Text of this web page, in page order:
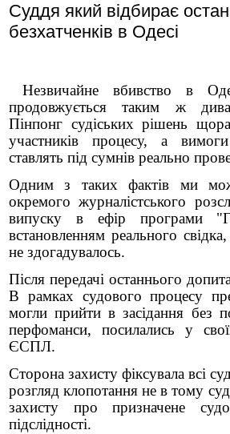
Суддя який відбирає
безхатченків в Одесі
Незвичайне вбивство в
продовжується таким ж
Пінпонг судіських рішень
участників процесу, а
ставлять під сумнів реально
Одним з таких фактів ми
окремогожурналістського
випуску в ефір програми
встановленням реального
не здогадувалось.
Після передачі останнього
В рамках судового процесу
могли прийти в засідання без
перфоманси, посилались у
ЄСПЛ.
Сторона захисту фіксувала всі
розгляд клопотання не в тому
захисту про призначене
підслідності.